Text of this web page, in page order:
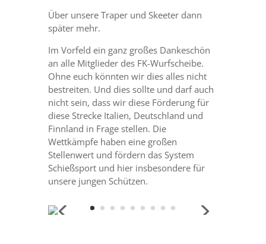
Über unsere Traper und Skeeter dann
später mehr.
Im Vorfeld ein ganz großes Dankeschön
an alle Mitglieder des FK-Wurfscheibe.
Ohne euch könnten wir dies alles nicht
bestreiten. Und dies sollte und darf auch
nicht sein, dass wir diese Förderung für
diese Strecke Italien, Deutschland und
Finnland in Frage stellen. Die
Wettkämpfe haben eine großen
Stellenwert und fördern das System
Schießsport und hier insbesondere für
unsere jungen Schützen.